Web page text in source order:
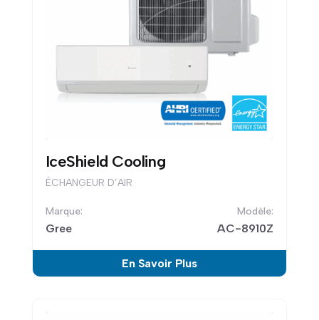
IceShield Cooling
ÉCHANGEUR D’AIR
Gree AC-8910Z
En Savoir Plus